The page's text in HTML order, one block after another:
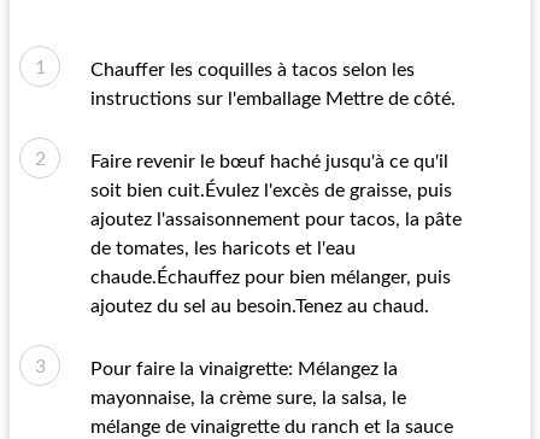
Chauffer les coquilles à tacos selon les
instructions sur l'emballage Mettre de côté.
Faire revenir le bœuf haché jusqu'à ce qu'il
soit bien cuit.Évulez l'excès de graisse, puis
ajoutez l'assaisonnement pour tacos, la pâte
de tomates, les haricots et l'eau
chaude.Échauffez pour bien mélanger, puis
ajoutez du sel au besoin.Tenez au chaud.
Pour faire la vinaigrette: Mélangez la
mayonnaise, la crème sure, la salsa, le
mélange de vinaigrette du ranch et la sauce